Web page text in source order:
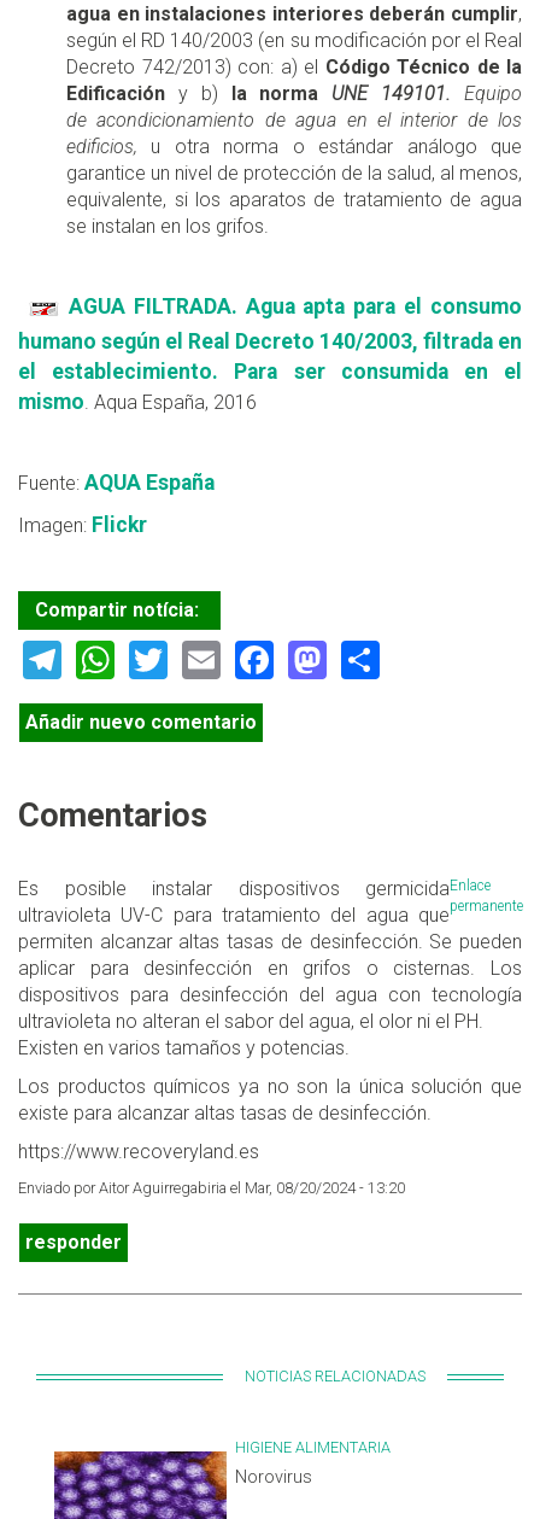
agua en instalaciones interiores deberán cumplir,
según el RD 140/2003 (en su modificación por el Real
Decreto 742/2013) con: a) el Código Técnico de la
Edificación y b) la norma UNE 149101.
Equipo
de acondicionamiento de agua en el interior de los
edificios, u otra norma o estándar análogo que
garantice un nivel de protección de la salud, al menos,
equivalente, si los aparatos de tratamiento de agua
se instalan en los grifos.
AGUA FILTRADA. Agua apta para el consumo
humano según el Real Decreto 140/2003, filtrada en
el establecimiento. Para ser consumida en el
mismo . Aqua España, 2016
Fuente: AQUA España
Imagen: Flickr
Compartir notícia:
Telegram
WhatsApp
TwitterEmailFacebook
Mastodon
Añadir nuevo comentario
Comentarios
Enlace
permanente
Es posible instalar dispositivos germicida
ultravioleta UV-C para tratamiento del agua que
permiten alcanzar altas tasas de desinfección. Se pueden
aplicar para desinfección en grifos o cisternas. Los
dispositivos para desinfección del agua con tecnología
ultravioleta no alteran el sabor del agua, el olor ni el PH.
Existen en varios tamaños y potencias.
Los productos químicos ya no son la única solución que
existe para alcanzar altas tasas de desinfección.
https://www.recoveryland.es
Enviado por Aitor Aguirregabiria el Mar, 08/20/2024 - 13:20
responder
NOTICIAS RELACIONADAS
HIGIENE ALIMENTARIA
Norovirus